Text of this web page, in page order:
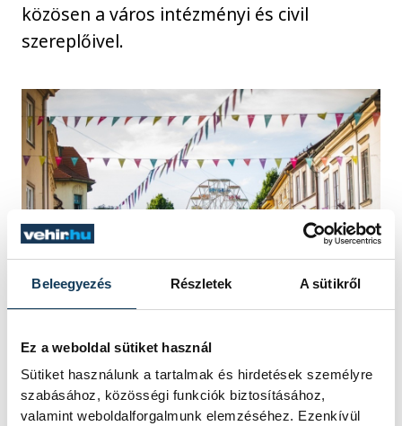
Beleegyezés Részletek A sütikről
Ez a weboldal sütiket használ
Sütiket használunk a tartalmak és hirdetések személyre
szabásához, közösségi funkciók biztosításához,
valamint weboldalforgalmunk elemzéséhez. Ezenkívül
közösen a város intézményi és civil
szereplőivel.
Jelenleg még él a remény, hogy meg lehet
tartani az augusztus végi nagyobb
rendezvényeket, mint például az Utcazenét